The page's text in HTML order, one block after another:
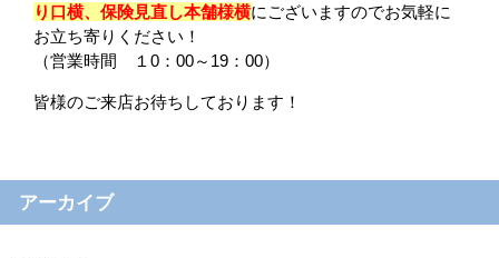
り口横、保険見直し本舗様横にございますのでお気軽に
お立ち寄りください！
（営業時間 １0：00～19：00）
皆様のご来店お待ちしております！
アーカイブ